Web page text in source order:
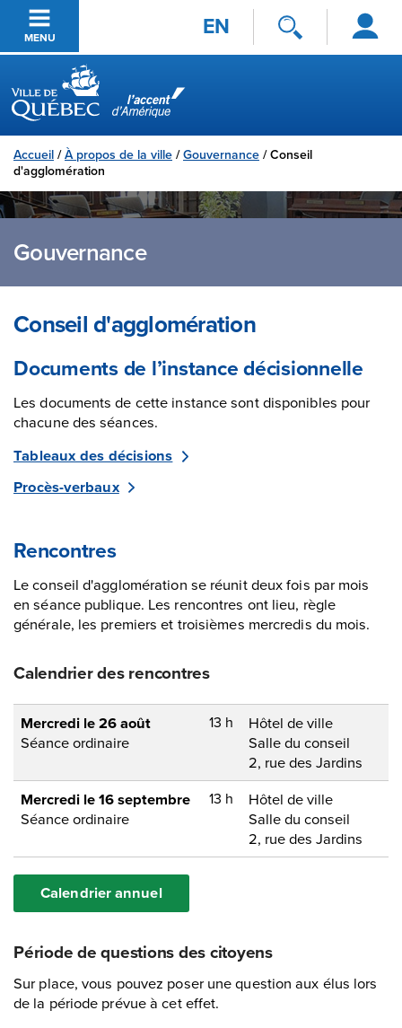
Passer au contenu principal
MENU EN
Se
connecter
Ville de Québec
Accueil /À propos de la ville /Gouvernance /Conseil
d'agglomération
Gouvernance
Conseil d'agglomération
Documents de l’instance décisionnelle
Les documents de cette instance sont disponibles pour
chacune des séances.
Tableaux des décisions
Procès-verbaux
Rencontres
Le conseil d'agglomération se réunit deux fois par mois
en séance publique. Les rencontres ont lieu, règle
générale, les premiers et troisièmes mercredis du mois.
Calendrier des rencontres
Calendrier annuel
Période de questions des citoyens
Sur place, vous pouvez poser une question aux élus lors
de la période prévue à cet effet.